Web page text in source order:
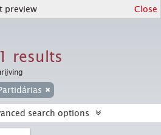
preview Close
results
search options